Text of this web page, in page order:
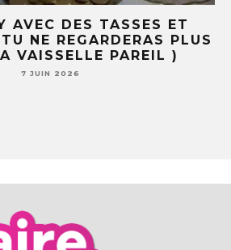
AVEC DES TASSES ET
NE REGARDERAS PLUS
VAISSELLE PAREIL )
7 JUIN 2026